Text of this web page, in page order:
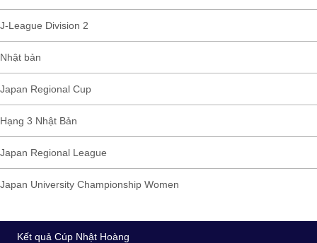
J-League Division 2
Nhật bản
Japan Regional Cup
Hạng 3 Nhật Bản
Japan Regional League
Japan University Championship Women
Kết quả Cúp Nhật Hoàng